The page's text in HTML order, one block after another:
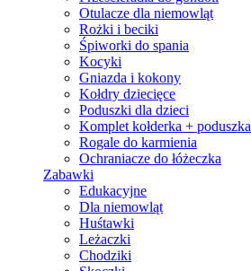
Otulacze dla niemowląt
Rożki i beciki
Śpiworki do spania
Kocyki
Gniazda i kokony
Kołdry dziecięce
Poduszki dla dzieci
Komplet kołderka + poduszka
Rogale do karmienia
Ochraniacze do łóżeczka
Zabawki
Edukacyjne
Dla niemowląt
Huśtawki
Leżaczki
Chodziki